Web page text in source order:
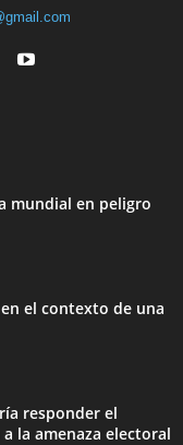
mundial en peligro
el contexto de una
responder el
la amenaza electoral